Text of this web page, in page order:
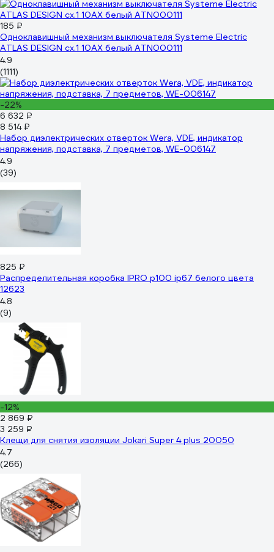
185 ₽
Одноклавишный механизм выключателя Systeme Electric
ATLAS DESIGN сх.1 10АХ белый ATN000111
4.9
(1111)
-22%
6 632 ₽
8 514 ₽
Набор диэлектрических отверток Wera, VDE, индикатор
напряжения, подставка, 7 предметов, WE-006147
4.9
(39)
825 ₽
Распределительная коробка IPRO р100 ip67 белого цвета
12623
4.8
(9)
-12%
2 869 ₽
3 259 ₽
Клещи для снятия изоляции Jokari Super 4 plus 20050
4.7
(266)